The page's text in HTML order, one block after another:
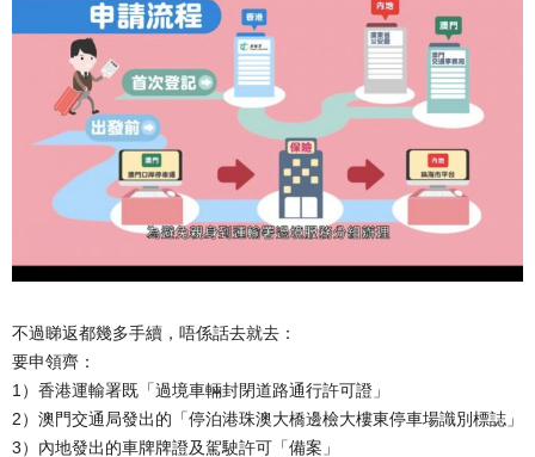
不過睇返都幾多手續，唔係話去就去：
要申領齊：
1）香港運輸署既「過境車輛封閉道路通行許可證」
2）澳門交通局發出的「停泊港珠澳大橋邊檢大樓東停車場識別標誌」
3）內地發出的車牌牌證及駕駛許可「備案」